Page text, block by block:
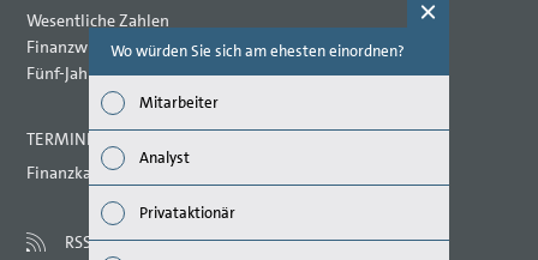
Wesentliche Zahlen
Finanzwirtschaftliche Kennzahlen
Fünf-Jahres-Übersicht
TERMINE 2021
Finanzkalender
RSS
Wo würden Sie sich am ehesten einordnen?
Mitarbeiter
Analyst
Privataktionär